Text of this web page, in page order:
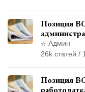
Позиция
права
Админ
26k статей /
Позиция